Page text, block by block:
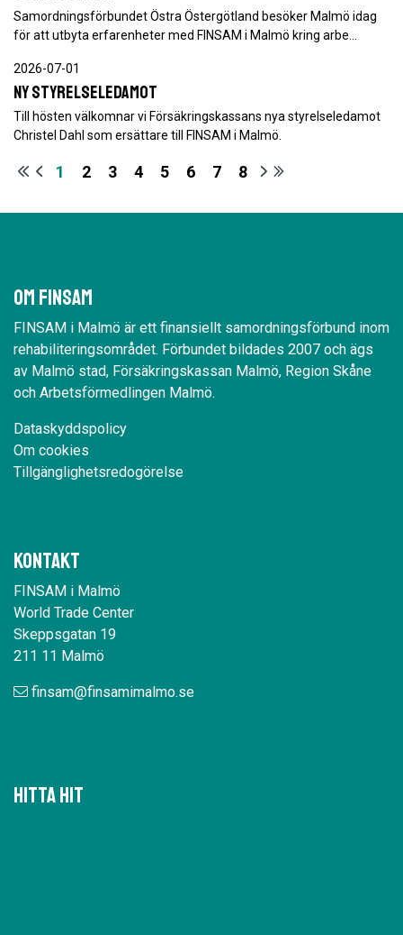
Samordningsförbundet Östra Östergötland besöker Malmö idag
för att utbyta erfarenheter med FINSAM i Malmö kring arbe…
2026-07-01
Ny styrelseledamot
Till hösten välkomnar vi Försäkringskassans nya styrelseledamot
Christel Dahl som ersättare till FINSAM i Malmö.
1 2 3 4 5 6 7 8
Om Finsam
FINSAM i Malmö är ett finansiellt samordningsförbund inom
rehabiliteringsområdet. Förbundet bildades 2007 och ägs
av Malmö stad, Försäkringskassan Malmö, Region Skåne
och Arbetsförmedlingen Malmö.
Dataskyddspolicy
Om cookies
Tillgänglighetsredogörelse
Kontakt
FINSAM i Malmö
World Trade Center
Skeppsgatan 19
211 11 Malmö
finsam@finsamimalmo.se
Hitta hit